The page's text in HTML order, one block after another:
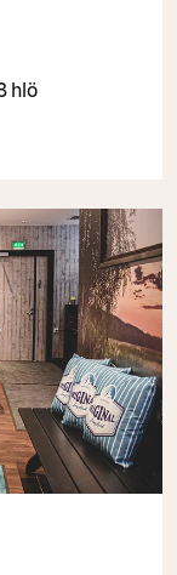
hlö